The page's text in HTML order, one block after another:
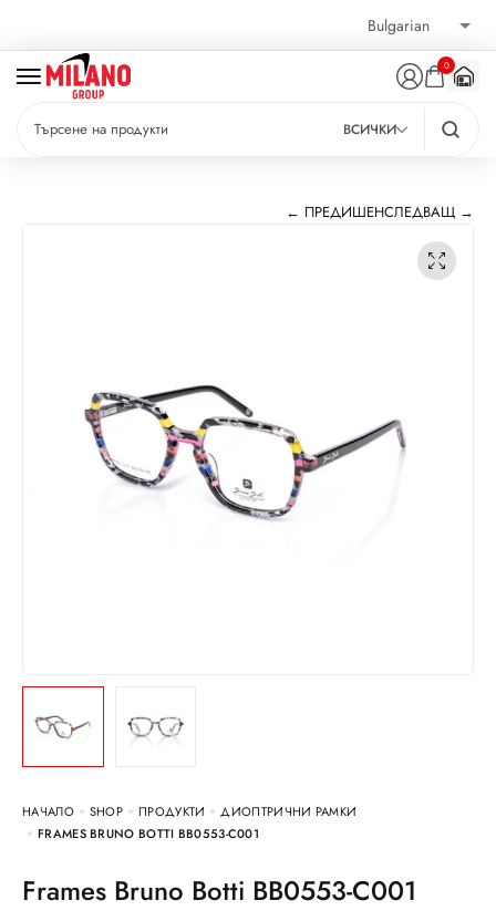
0
ВСИЧКИ
← ПРЕДИШЕНСЛЕДВАЩ →
НАЧАЛО SHOP ПРОДУКТИ
ДИОПТРИЧНИ РАМКИ
FRAMES BRUNO BOTTI BB0553-C001
Frames Bruno Botti BB0553-C001